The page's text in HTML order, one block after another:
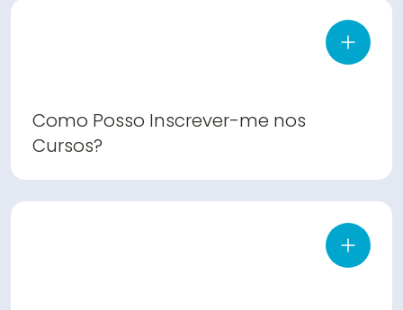
Como Posso Inscrever-me nos
Cursos?